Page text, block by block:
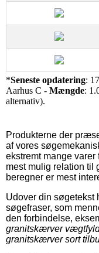
*Seneste opdatering:
Aarhus C - Mængde:
alternativ).
Produkterne der
af vores
ekstremt mange
mest mulig relation til
beregner er mest
Udover din søgetekst
søgefraser, som
den forbindelse,
granitskærver
granitskærver sort